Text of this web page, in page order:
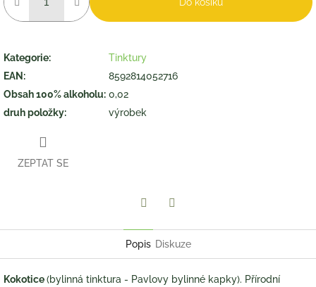
Kategorie:
Tinktury
EAN :
8592814052716
Obsah 100% alkoholu: 0,02
druh položky: výrobek
ZEPTAT SE
Popis Diskuze
Kokotice(bylinná tinktura - Pavlovy bylinné kapky). Přírodní